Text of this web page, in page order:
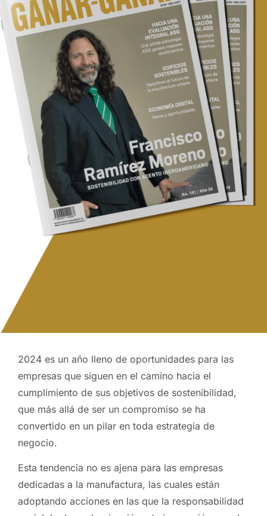
2024 es un año lleno de oportunidades para las
empresas que siguen en el camino hacia el
cumplimiento de sus objetivos de sostenibilidad,
que más allá de ser un compromiso se ha
convertido en un pilar en toda estrategia de
negocio.
Esta tendencia no es ajena para las empresas
dedicadas a la manufactura, las cuales están
adoptando acciones en las que la responsabilidad